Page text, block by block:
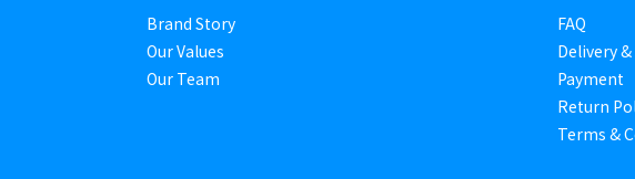
Brand Story
Our Values
Our Team
FAQ
Delivery
Payment
Return
Terms &